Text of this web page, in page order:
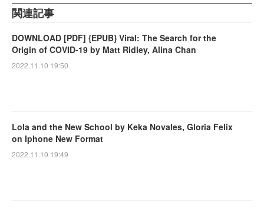
関連記事
DOWNLOAD [PDF] {EPUB} Viral: The Search for the
Origin of COVID-19 by Matt Ridley, Alina Chan
2022.11.10 19:50
Lola and the New School by Keka Novales, Gloria Felix
on Iphone New Format
2022.11.10 19:49